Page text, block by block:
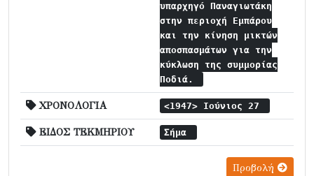
υπαρχηγό Παναγιωτάκη
στην περιοχή Εμπάρου
και την κίνηση μικτών
αποσπασμάτων για την
κύκλωση της συμμορίας
Ποδιά.
ΧΡΟΝΟΛΟΓΙΑ <1947> Ιούνιος 27
ΕΙΔΟΣ ΤΕΚΜΗΡΙΟΥ Σήμα
Προβολή